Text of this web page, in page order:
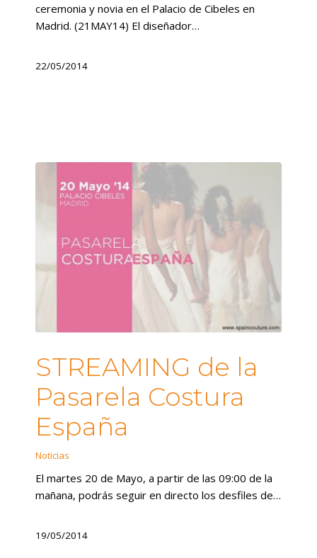
ceremonia y novia en el Palacio de Cibeles en
Madrid. (21MAY14) El diseñador…
22/05/2014
STREAMING de la
Pasarela Costura
España
Noticias
El martes 20 de Mayo, a partir de las 09:00 de la
mañana, podrás seguir en directo los desfiles de…
19/05/2014